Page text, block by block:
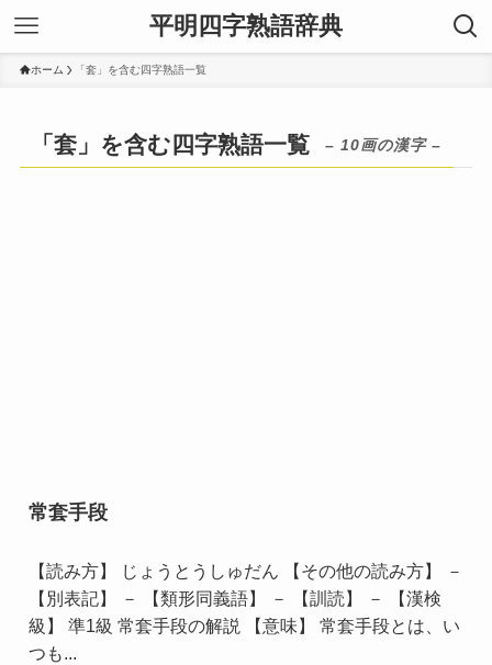
平明四字熟語辞典
ホーム 「套」を含む四字熟語一覧
「套」を含む四字熟語一覧 – 10画の漢字 –
常套手段
【読み方】 じょうとうしゅだん 【その他の読み方】 －
【別表記】 － 【類形同義語】 － 【訓読】 － 【漢検
級】 準1級 常套手段の解説 【意味】 常套手段とは、い
つも...